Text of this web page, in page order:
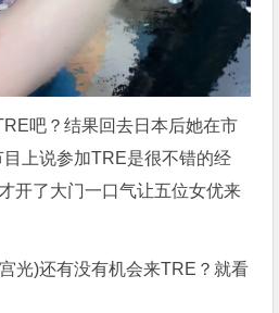
吧？结果回去日本后她在市
上说参加TRE是很不错的经
开了大门一口气让五位女优来
光)还有没有机会来TRE？就看